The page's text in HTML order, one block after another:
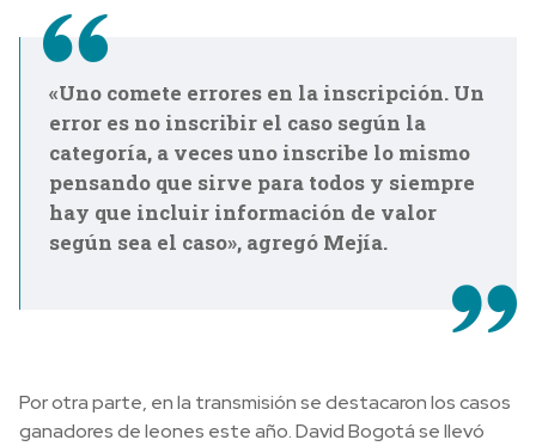
«Uno comete errores en la inscripción. Un
error es no inscribir el caso según la
categoría, a veces uno inscribe lo mismo
pensando que sirve para todos y siempre
hay que incluir información de valor
según sea el caso», agregó Mejía.
Por otra parte, en la transmisión se destacaron los casos
ganadores de leones este año. David Bogotá se llevó